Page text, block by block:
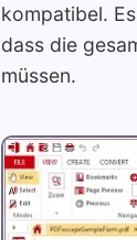
kompatibel.
dass die
müssen.